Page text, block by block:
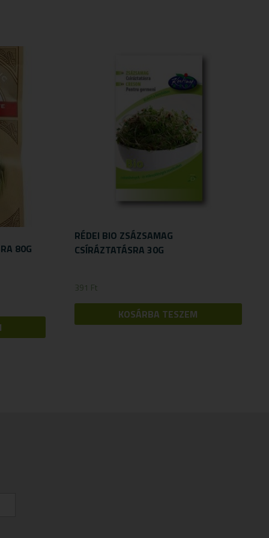
80G
RÉDEI BIO ZSÁZSAMAG
CSÍRÁZTATÁSRA 30G
391 Ft
KOSÁRBA TESZEM